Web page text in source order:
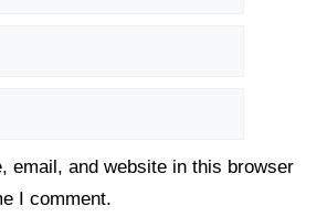
email, and website in this browser
I comment.